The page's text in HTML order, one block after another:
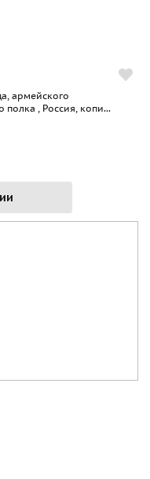
армейского
полка , Россия, копи...